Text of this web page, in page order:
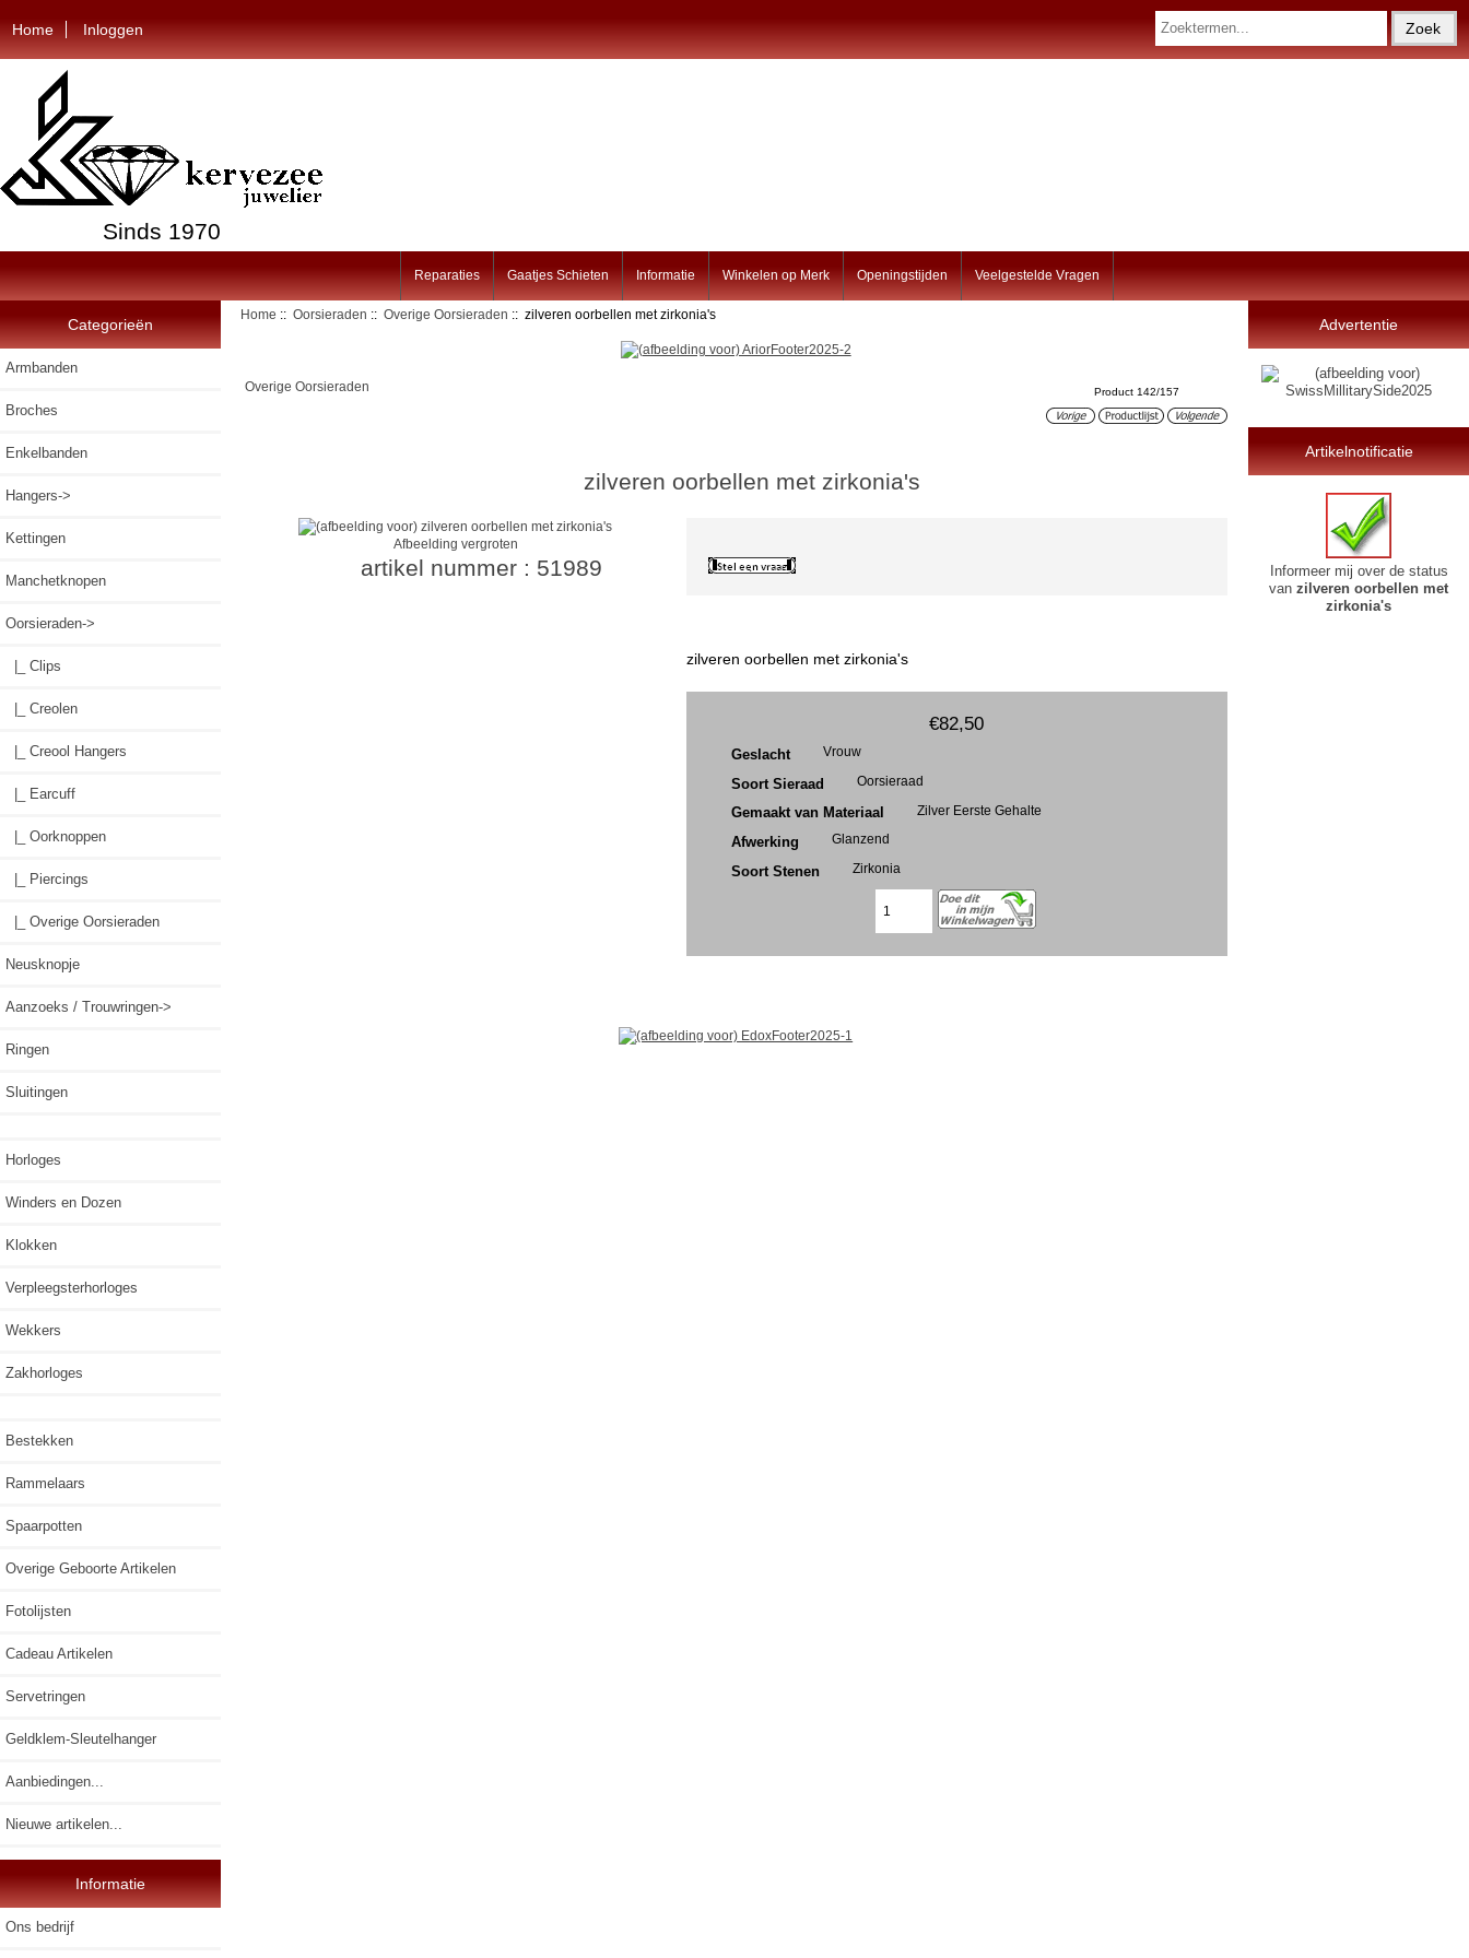
Home Inloggen
Sinds 1970
Reparaties Gaatjes Schieten Informatie Winkelen op Merk Openingstijden Veelgestelde Vragen
Categorieën
Armbanden
Broches
Enkelbanden
Hangers->
Kettingen
Manchetknopen
Oorsieraden->
|_ Clips
|_ Creolen
|_ Creool Hangers
|_ Earcuff
|_ Oorknoppen
|_ Piercings
|_ Overige Oorsieraden
Neusknopje
Aanzoeks / Trouwringen->
Ringen
Sluitingen
Horloges
Winders en Dozen
Klokken
Verpleegsterhorloges
Wekkers
Zakhorloges
Bestekken
Rammelaars
Spaarpotten
Overige Geboorte Artikelen
Fotolijsten
Cadeau Artikelen
Servetringen
Geldklem-Sleutelhanger
Aanbiedingen...
Nieuwe artikelen...
Informatie
Ons bedrijf
Home ::Oorsieraden ::Overige Oorsieraden :: zilveren oorbellen met zirkonia's
Overige Oorsieraden Product 142/157
zilveren oorbellen met zirkonia's
Afbeelding vergroten
artikel nummer : 51989
zilveren oorbellen met zirkonia's
€82,50
Geslacht Vrouw
Soort Sieraad Oorsieraad
Gemaakt van Materiaal Zilver Eerste Gehalte
Afwerking Glanzend
Soort Stenen Zirkonia
Advertentie
Artikelnotificatie
Informeer mij over de status
vanzilveren oorbellen met
zirkonia's